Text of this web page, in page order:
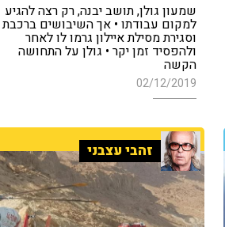
שמעון גולן, תושב יבנה, רק רצה להגיע
למקום עבודתו • אך השיבושים ברכבת
וסגירת מסילת איילון גרמו לו לאחר
ולהפסיד זמן יקר • גולן על התחושה
הקשה
02/12/2019
זהבי עצבני